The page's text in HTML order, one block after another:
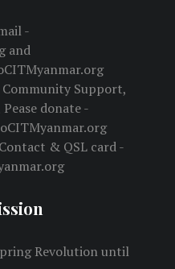
-
and
Support,
donate -
& QSL card -
Revolution until